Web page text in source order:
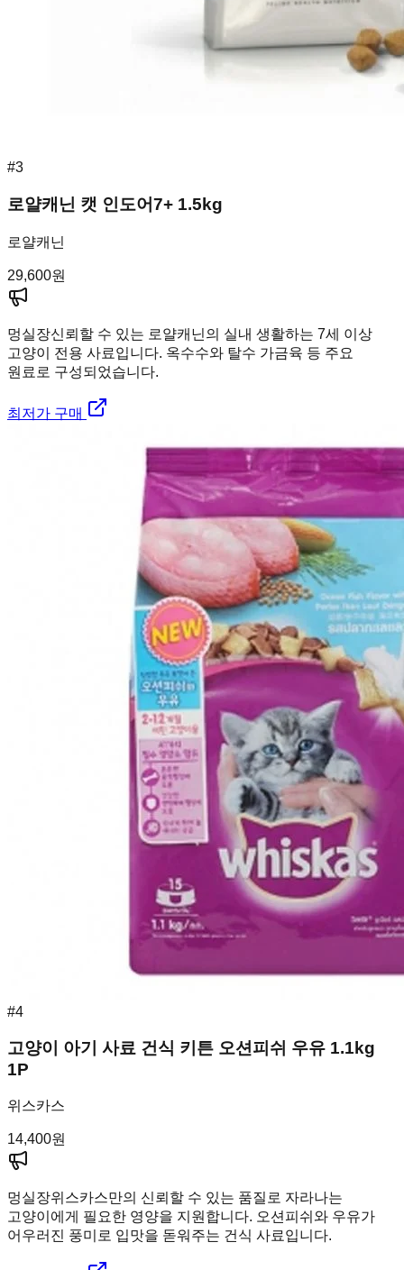
#3
로얄캐닌 캣 인도어7+ 1.5kg
로얄캐닌
29,600원
멍실장신뢰할 수 있는 로얄캐닌의 실내 생활하는 7세 이상
고양이 전용 사료입니다. 옥수수와 탈수 가금육 등 주요
원료로 구성되었습니다.
최저가 구매
#4
고양이 아기 사료 건식 키튼 오션피쉬 우유 1.1kg
1P
위스카스
14,400원
멍실장위스카스만의 신뢰할 수 있는 품질로 자라나는
고양이에게 필요한 영양을 지원합니다. 오션피쉬와 우유가
어우러진 풍미로 입맛을 돋워주는 건식 사료입니다.